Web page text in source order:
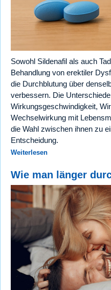
Sowohl Sildenafil als auch
Behandlung von erektiler
die Durchblutung über
verbessern. Die
Wirkungsgeschwindigkeit,
Wechselwirkung mit
die Wahl zwischen ihnen zu
Entscheidung.
Weiterlesen
Wie man länger